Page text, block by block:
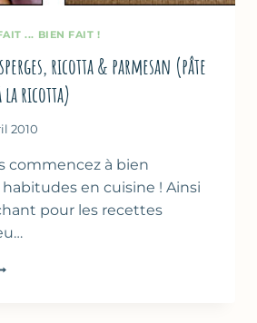
... BIEN FAIT !
ricotta & parmesan (pâte
la ricotta)
2010
commencez à bien
en cuisine ! Ainsi
pour les recettes